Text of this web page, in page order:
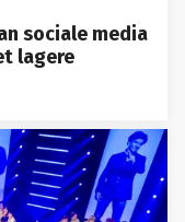
sociale media
lagere